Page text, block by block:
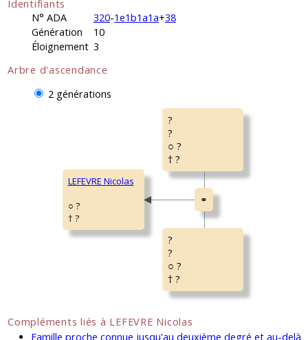
Identifiants
N° ADA
320-1e1b1a1a+38
Génération
10
Éloignement 3
Arbre d'ascendance
2 générations
LEFEVRE Nicolas
○ ?
† ?
?
?
○ ?
† ?
?
?
○ ?
† ?
Compléments liés à LEFEVRE Nicolas
Famille proche connue jusqu'au deuxième degré et au-delà